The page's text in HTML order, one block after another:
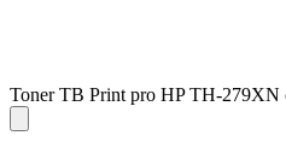
Toner TB Print pro HP TH-279XN